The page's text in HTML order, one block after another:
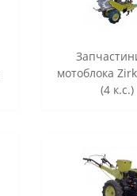
мотоблока
(4 к.с.)